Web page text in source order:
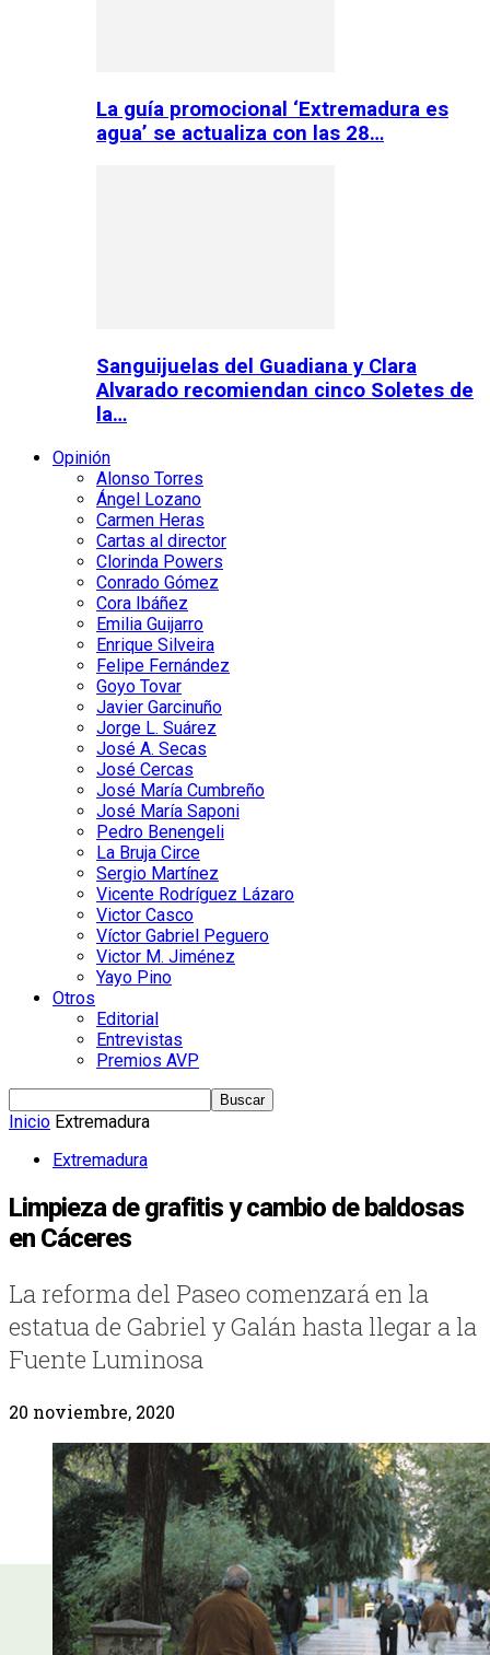
La guía promocional ‘Extremadura es
agua’ se actualiza con las 28…
Sanguijuelas del Guadiana y Clara
Alvarado recomiendan cinco Soletes de
la…
Opinión
Alonso Torres
Ángel Lozano
Carmen Heras
Cartas al director
Clorinda Powers
Conrado Gómez
Cora Ibáñez
Emilia Guijarro
Enrique Silveira
Felipe Fernández
Goyo Tovar
Javier Garcinuño
Jorge L. Suárez
José A. Secas
José Cercas
José María Cumbreño
José María Saponi
Pedro Benengeli
La Bruja Circe
Sergio Martínez
Vicente Rodríguez Lázaro
Victor Casco
Víctor Gabriel Peguero
Victor M. Jiménez
Yayo Pino
Otros
Editorial
Entrevistas
Premios AVP
Inicio Extremadura
Extremadura
Limpieza de grafitis y cambio de baldosas
en Cáceres
La reforma del Paseo comenzará en la
estatua de Gabriel y Galán hasta llegar a la
Fuente Luminosa
20 noviembre, 2020